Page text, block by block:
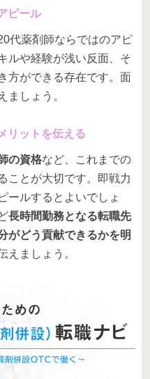
ピール
代薬剤師ならではのアピ
ルや経験が浅い反面、そ
方ができる存在です。面
ましょう。
リットを伝える
の資格など、これまでの
ことが大切です。即戦力
ールするとよいでしょ
長時間勤務となる転職先
がどう貢献できるかを明
えましょう。